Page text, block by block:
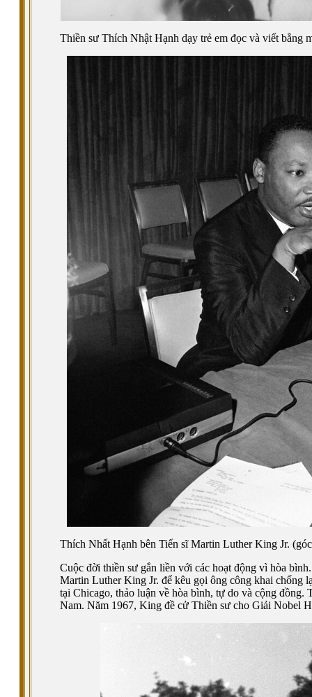
Thiền sư Thích Nhật Hạnh dạy trẻ em đọc và viết bằng
Thích Nhất Hạnh bên Tiến sĩ Martin Luther King Jr.
Cuộc đời thiền sư gắn liền với các hoạt động vì hòa
Martin Luther King Jr. để kêu gọi ông công khai chống
tại Chicago, thảo luận về hòa bình, tự do và cộng đồng.
Nam. Năm 1967, King đề cử Thiền sư cho Giải Nobel